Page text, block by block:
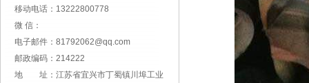
移动电话：13222800778
微 信：
电子邮件：81792062@qq.com
邮政编码：214222
地 址：江苏省宜兴市丁蜀镇川埠工业